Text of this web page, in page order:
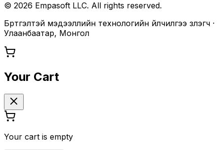
© 2026 Empasoft LLC. All rights reserved.
Бүртгэлтэй мэдээллийн технологийн үйлчилгээ үзүүлэгч ·
Улаанбаатар, Монгол
Your Cart
Your cart is empty